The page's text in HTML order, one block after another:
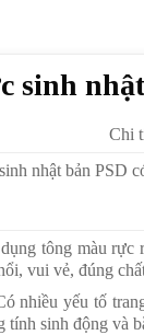
sinh
Chi
nhật bản PSD
tông màu
vui vẻ, đúng
nhiều yếu tố
sinh động và